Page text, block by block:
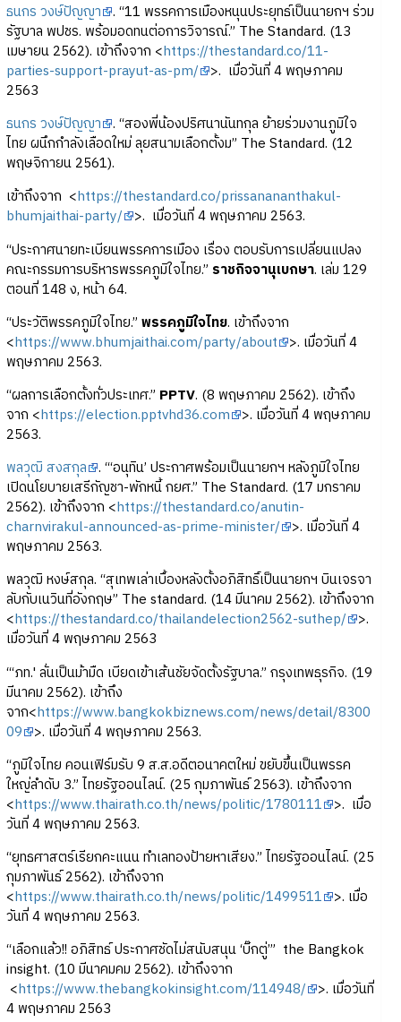
ธนกร วงษ์ปัญญา . “11 พรรคการเมืองหนุนประยุทธ์เป็นนายกฯ ร่วม
รัฐบาล พปชร. พร้อมอดทนต่อการวิจารณ์.” The Standard. (13
เมษายน 2562). เข้าถึงจาก <https://thestandard.co/11-
parties-support-prayut-as-pm/ >. เมื่อวันที่ 4 พฤษภาคม
2563
ธนกร วงษ์ปัญญา . “สองพี่น้องปริศนานันทกุล ย้ายร่วมงานภูมิใจ
ไทย ผนึกกำลังเลือดใหม่ ลุยสนามเลือกตั้งม” The Standard. (12
พฤษจิกายน 2561).
เข้าถึงจาก <https://thestandard.co/prissanananthakul-
bhumjaithai-party/ >. เมื่อวันที่ 4 พฤษภาคม 2563.
“ประกาศนายทะเบียนพรรคการเมือง เรื่อง ตอบรับการเปลี่ยนแปลง
คณะกรรมการบริหารพรรคภูมิใจไทย.” ราชกิจจานุเบกษา. เล่ม 129
ตอนที่ 148 ง, หน้า 64.
“ประวัติพรรคภูมิใจไทย.” พรรคภูมิใจไทย. เข้าถึงจาก
<https://www.bhumjaithai.com/party/about >. เมื่อวันที่ 4
พฤษภาคม 2563.
“ผลการเลือกตั้งทั่วประเทศ.” PPTV. (8 พฤษภาคม 2562). เข้าถึง
จาก <https://election.pptvhd36.com >. เมื่อวันที่ 4 พฤษภาคม
2563.
พลวุฒิ สงสกุล . “‘อนุทิน’ ประกาศพร้อมเป็นนายกฯ หลังภูมิใจไทย
เปิดนโยบายเสรีกัญชา-พักหนี้ กยศ.” The Standard. (17 มกราคม
2562). เข้าถึงจาก <https://thestandard.co/anutin-
charnvirakul-announced-as-prime-minister/ >. เมื่อวันที่ 4
พฤษภาคม 2563.
พลวุฒิ หงษ์สกุล. “สุเทพเล่าเบื้องหลังตั้งอภิสิทธิ์เป็นนายกฯ บินเจรจา
ลับกับเนวินที่อังกฤษ” The standard. (14 มีนาคม 2562). เข้าถึงจาก
<https://thestandard.co/thailandelection2562-suthep/ >.
เมื่อวันที่ 4 พฤษภาคม 2563
“‘ภท.' ลั่นเป็นม้ามืด เบียดเข้าเส้นชัยจัดตั้งรัฐบาล.” กรุงเทพธุรกิจ. (19
มีนาคม 2562). เข้าถึง
จาก<https://www.bangkokbiznews.com/news/detail/8300
09 >. เมื่อวันที่ 4 พฤษภาคม 2563.
“ภูมิใจไทย คอนเฟิร์มรับ 9 ส.ส.อดีตอนาคตใหม่ ขยับขึ้นเป็นพรรค
ใหญ่ลำดับ 3.” ไทยรัฐออนไลน์. (25 กุมภาพันธ์ 2563). เข้าถึงจาก
<https://www.thairath.co.th/news/politic/1780111 >. เมื่อ
วันที่ 4 พฤษภาคม 2563.
“ยุทธศาสตร์เรียกคะแนน ทำเลทองป้ายหาเสียง.” ไทยรัฐออนไลน์. (25
กุมภาพันธ์ 2562). เข้าถึงจาก
<https://www.thairath.co.th/news/politic/1499511 >. เมื่อ
วันที่ 4 พฤษภาคม 2563.
“เลือกแล้ว!! อภิสิทธ์ ประกาศชัดไม่สนับสนุน ‘บิ๊กตู่’” the Bangkok
insight. (10 มีนาคมคม 2562). เข้าถึงจาก
<https://www.thebangkokinsight.com/114948/ >. เมื่อวันที่
4 พฤษภาคม 2563